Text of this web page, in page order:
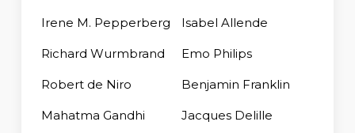
Irene M. Pepperberg Isabel Allende
Richard Wurmbrand Emo Philips
Robert de Niro Benjamin Franklin
Mahatma Gandhi Jacques Delille